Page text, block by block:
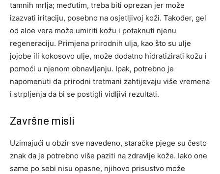
tamnih mrlja; međutim, treba biti oprezan jer može
izazvati iritaciju, posebno na osjetljivoj koži. Također, gel
od aloe vera može umiriti kožu i potaknuti njenu
regeneraciju. Primjena prirodnih ulja, kao što su ulje
jojobe ili kokosovo ulje, može dodatno hidratizirati kožu i
pomoći u njenom obnavljanju. Ipak, potrebno je
napomenuti da prirodni tretmani zahtijevaju više vremena
i strpljenja da bi se postigli vidljivi rezultati.
Završne misli
Uzimajući u obzir sve navedeno, staračke pjege su često
znak da je potrebno više paziti na zdravlje kože. Iako one
same po sebi nisu opasne, njihovo prisustvo može